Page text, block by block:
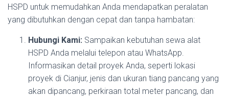
HSPD untuk memudahkan Anda mendapatkan peralatan
yang dibutuhkan dengan cepat dan tanpa hambatan:
Hubungi Kami: Sampaikan kebutuhan sewa alat
HSPD Anda melalui telepon atau WhatsApp.
Informasikan detail proyek Anda, seperti lokasi
proyek di Cianjur, jenis dan ukuran tiang pancang yang
akan dipancang, perkiraan total meter pancang, dan